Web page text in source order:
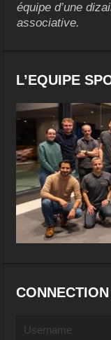
équipe d’une
associative.
L’EQUIPE
CONNECTION